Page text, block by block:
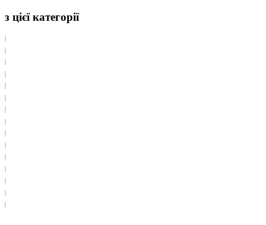
з цієї категорії